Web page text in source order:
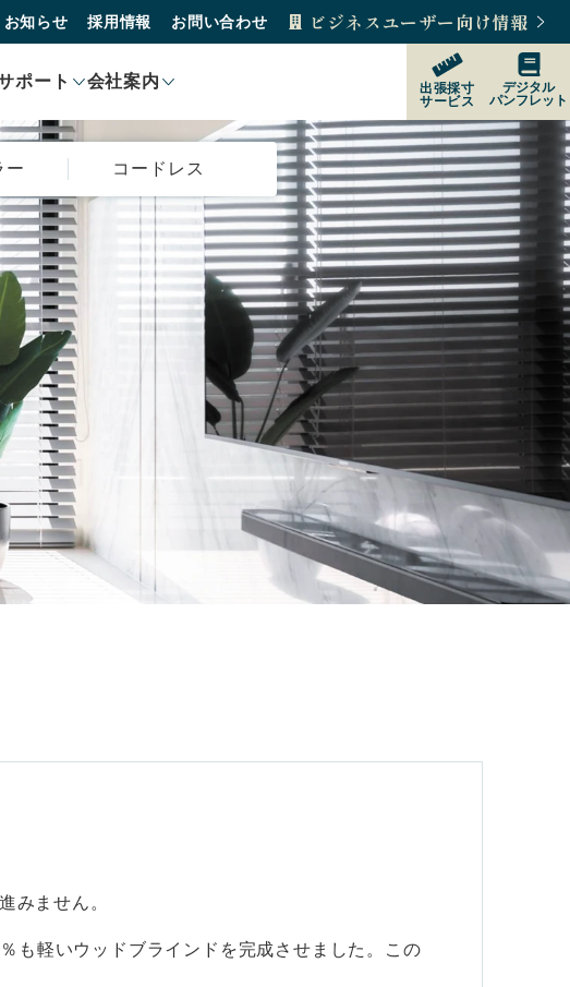
お知らせ 採用情報 お問い合わせ ビジネスユーザー向け情報
ポート 会社案内
出張採寸
サービス
デジタル
パンフレット
ー コードレス
みません。
も軽いウッドブラインドを完成させました。この
製品の選び方
購入をご検討の方
サポート
会社案内